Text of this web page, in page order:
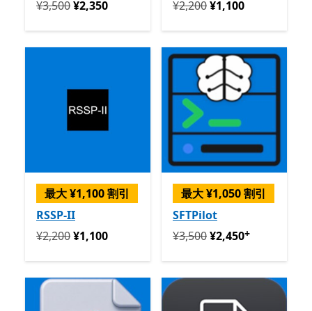
定価 ¥3,500 今すぐ ¥2,350
¥3,500¥2,350 定価 ¥2,200 今すぐ ¥1,100
¥2,200¥1,100
最大 ¥1,100 割引
RSSP-II
定価 ¥2,200 今すぐ ¥1,100
¥2,200¥1,100
最大 ¥1,050 割引
SFTPilot
定価 ¥3,500 今すぐ ¥2,450
¥3,500¥2,450+